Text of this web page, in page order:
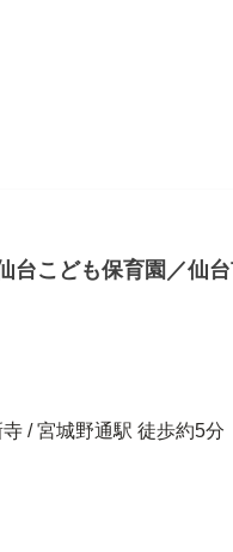
台こども保育園／仙
/ 宮城野通駅 徒歩約5分